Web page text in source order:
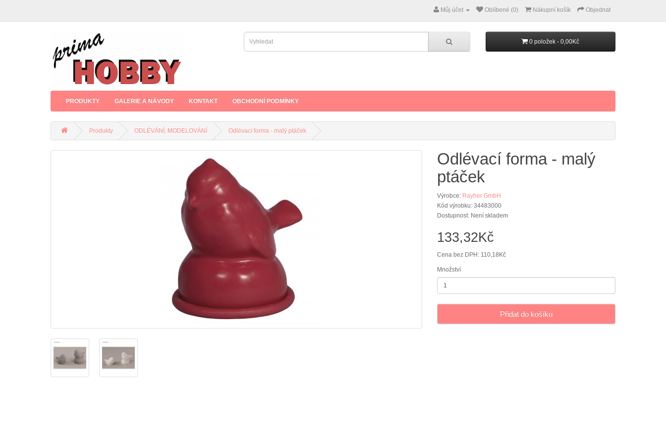
Můj účet Oblíbené (0) Nákupní košík Objednat
0 položek - 0,00Kč
PRODUKTY GALERIE A NÁVODY KONTAKT OBCHODNÍ PODMÍNKY
Produkty ODLÉVÁNÍ, MODELOVÁNÍ Odlévací forma - malý ptáček
Odlévací forma - malý
ptáček
Výrobce: Rayher GmbH
Kód výrobku: 34483000
Dostupnost: Není skladem
133,32Kč
Cena bez DPH: 110,18Kč
Množství
Přidat do košíku